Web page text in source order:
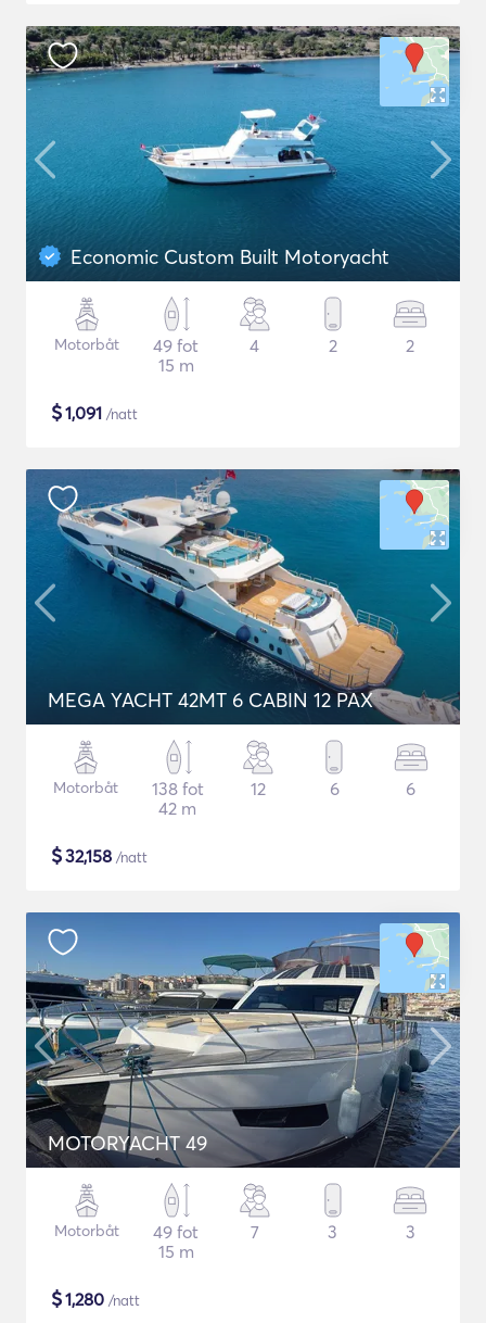
Economic Custom Built Motoryacht
Motorbåt
49 fot
15 m
4 2 2
$1,091 /natt
MEGA YACHT 42MT 6 CABIN 12 PAX
Motorbåt
138 fot
42 m
12 6 6
$32,158 /natt
MOTORYACHT 49
Motorbåt
49 fot
15 m
7 3 3
$1,280 /natt